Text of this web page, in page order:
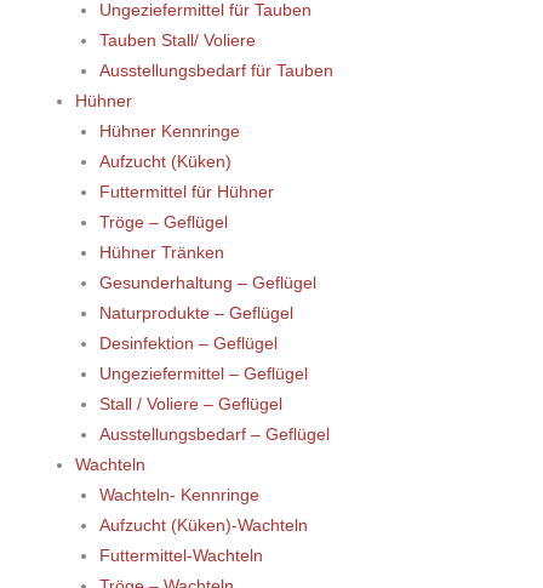
Ungeziefermittel für Tauben
Tauben Stall/ Voliere
Ausstellungsbedarf für Tauben
Hühner
Hühner Kennringe
Aufzucht (Küken)
Futtermittel für Hühner
Tröge – Geflügel
Hühner Tränken
Gesunderhaltung – Geflügel
Naturprodukte – Geflügel
Desinfektion – Geflügel
Ungeziefermittel – Geflügel
Stall / Voliere – Geflügel
Ausstellungsbedarf – Geflügel
Wachteln
Wachteln- Kennringe
Aufzucht (Küken)-Wachteln
Futtermittel-Wachteln